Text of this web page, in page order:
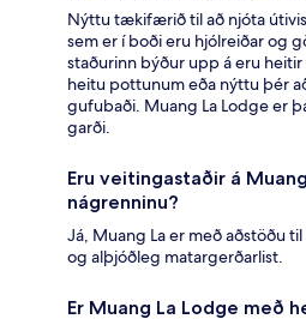
Nýttu tækifærið til að njóta
sem er í boði eru hjólreiðar og
staðurinn býður upp á eru
heitu pottunum eða nýttu þér
gufubaði. Muang La Lodge er
garði.
Eru veitingastaðir á
nágrenninu?
Já, Muang La er með aðstöðu
og alþjóðleg matargerðarlist.
Er Muang La Lodge með